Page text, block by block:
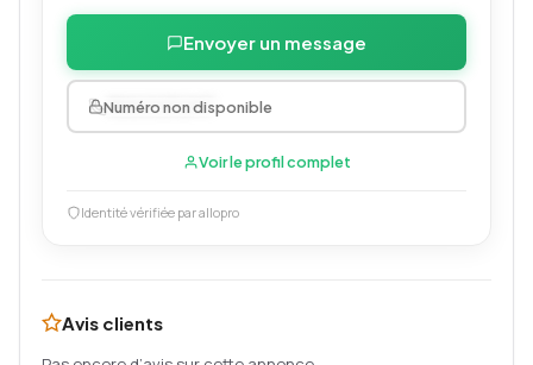
Envoyer un message
0663325247
Numéro non disponible
Voir le profil complet
Identité vérifiée par allopro
Avis clients